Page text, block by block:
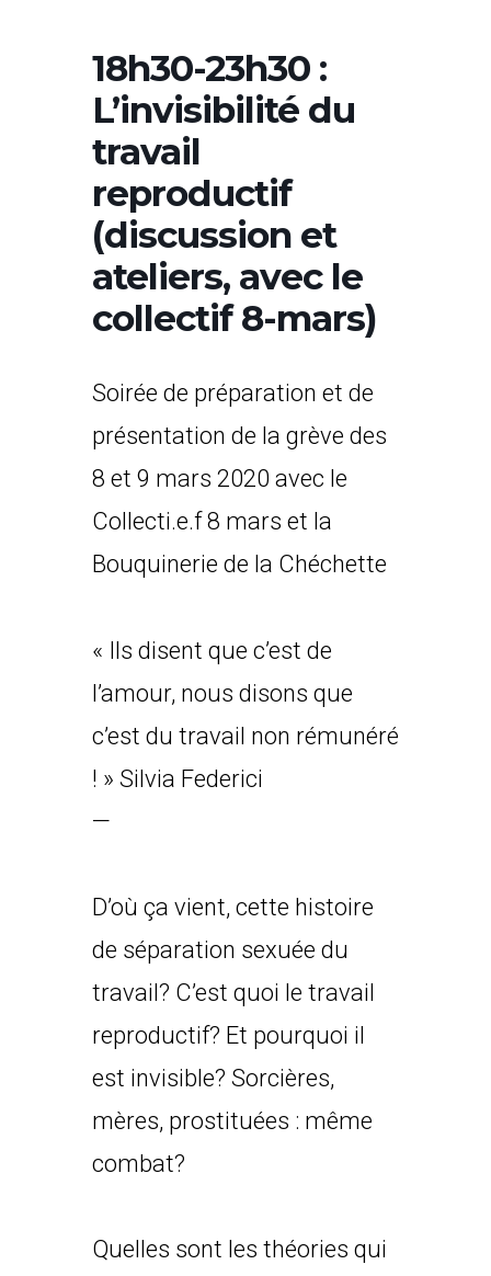
18h30-23h30 :
L’invisibilité du
travail
reproductif
(discussion et
ateliers, avec le
collectif 8-mars)
Soirée de préparation et de
présentation de la grève des
8 et 9 mars 2020 avec le
Collecti.e.f 8 mars et la
Bouquinerie de la Chéchette
« Ils disent que c’est de
l’amour, nous disons que
c’est du travail non rémunéré
! » Silvia Federici
—
D’où ça vient, cette histoire
de séparation sexuée du
travail? C’est quoi le travail
reproductif? Et pourquoi il
est invisible? Sorcières,
mères, prostituées : même
combat?
Quelles sont les théories qui